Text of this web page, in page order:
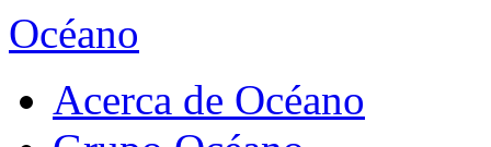
Océano
Acerca de Océano